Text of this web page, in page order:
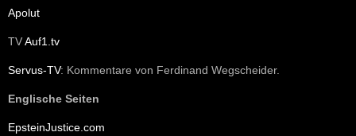
Apolut
TVAuf1.tv
Servus-TV: Kommentare von Ferdinand Wegscheider.
Englische Seiten
EpsteinJustice.com